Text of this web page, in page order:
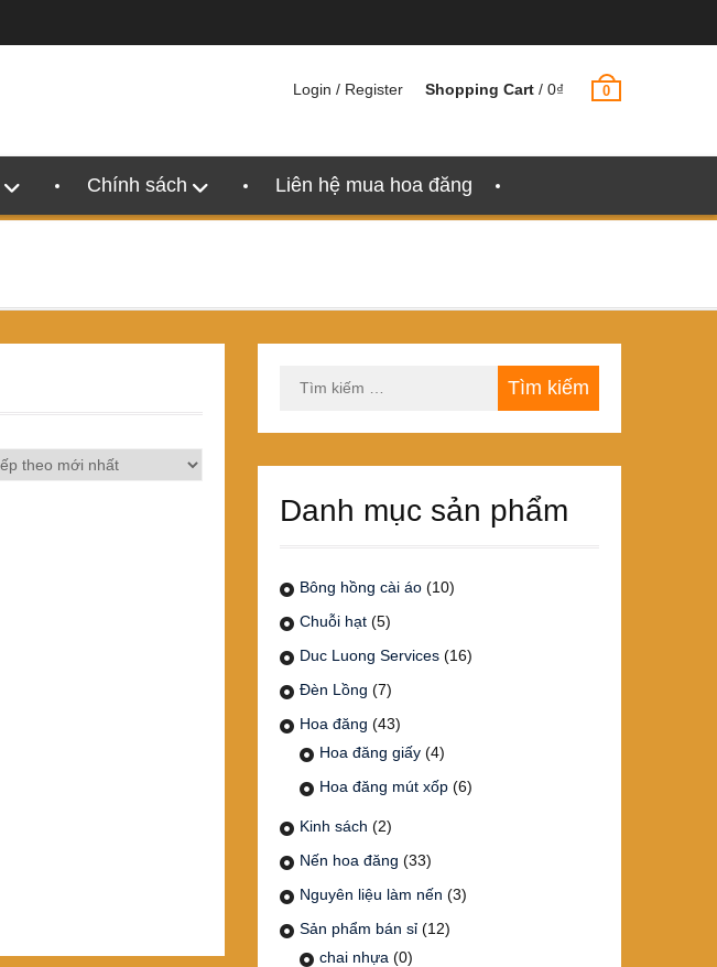
Login / Register Shopping Cart / 0₫ 0
Chính sách Liên hệ mua hoa đăng
kiếm
Danh mục sản phẩm
Bông hồng cài áo (10)
Chuỗi hạt (5)
Duc Luong Services (16)
Đèn Lồng (7)
Hoa đăng (43)
Hoa đăng giấy (4)
Hoa đăng mút xốp (6)
Kinh sách (2)
Nến hoa đăng (33)
Nguyên liệu làm nến (3)
Sản phẩm bán sỉ (12)
chai nhựa (0)